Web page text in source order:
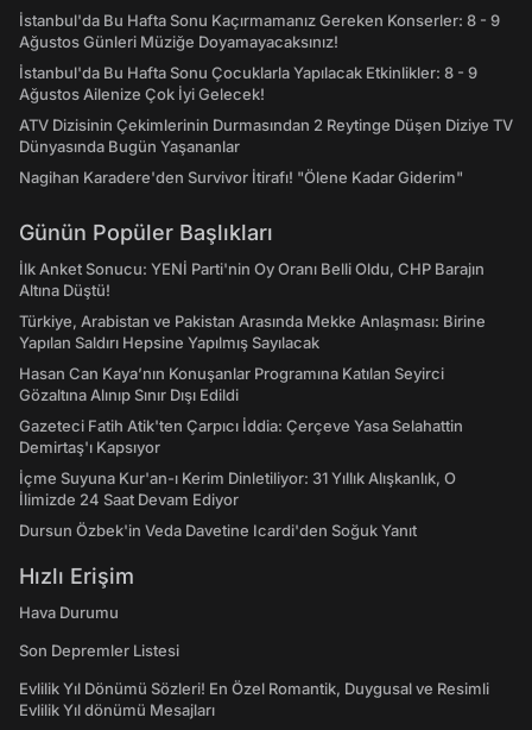
İstanbul'da Bu Hafta Sonu Kaçırmamanız Gereken Konserler: 8 - 9
Ağustos Günleri Müziğe Doyamayacaksınız!
İstanbul'da Bu Hafta Sonu Çocuklarla Yapılacak Etkinlikler: 8 - 9
Ağustos Ailenize Çok İyi Gelecek!
ATV Dizisinin Çekimlerinin Durmasından 2 Reytinge Düşen Diziye TV
Dünyasında Bugün Yaşananlar
Nagihan Karadere'den Survivor İtirafı! "Ölene Kadar Giderim"
Günün Popüler Başlıkları
İlk Anket Sonucu: YENİ Parti'nin Oy Oranı Belli Oldu, CHP Barajın
Altına Düştü!
Türkiye, Arabistan ve Pakistan Arasında Mekke Anlaşması: Birine
Yapılan Saldırı Hepsine Yapılmış Sayılacak
Hasan Can Kaya’nın Konuşanlar Programına Katılan Seyirci
Gözaltına Alınıp Sınır Dışı Edildi
Gazeteci Fatih Atik'ten Çarpıcı İddia: Çerçeve Yasa Selahattin
Demirtaş'ı Kapsıyor
İçme Suyuna Kur'an-ı Kerim Dinletiliyor: 31 Yıllık Alışkanlık, O
İlimizde 24 Saat Devam Ediyor
Dursun Özbek'in Veda Davetine Icardi'den Soğuk Yanıt
Hızlı Erişim
Hava Durumu
Son Depremler Listesi
Evlilik Yıl Dönümü Sözleri! En Özel Romantik, Duygusal ve Resimli
Evlilik Yıl dönümü Mesajları